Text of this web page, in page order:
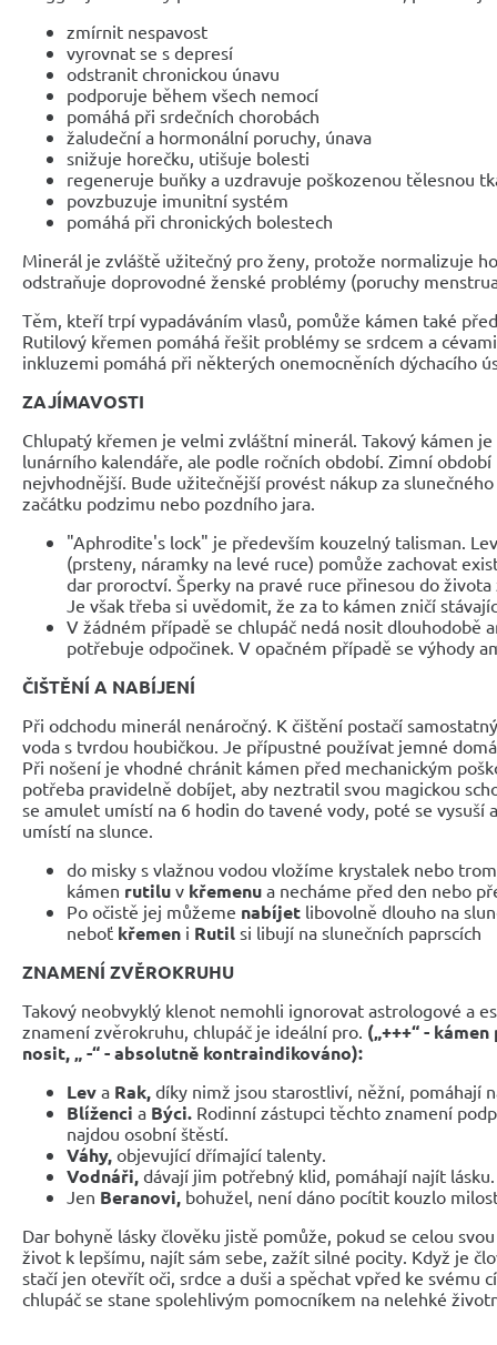
zmírnit nespavost
vyrovnat se s depresí
odstranit chronickou únavu
podporuje během všech nemocí
pomáhá při srdečních chorobách
žaludeční a hormonální poruchy, únava
snižuje horečku, utišuje bolesti
regeneruje buňky a uzdravuje poškozenou tělesnou
povzbuzuje imunitní systém
pomáhá při chronických bolestech
Minerál je zvláště užitečný pro ženy, protože normalizuje
odstraňuje doprovodné ženské problémy (poruchy
Těm, kteří trpí vypadáváním vlasů, pomůže kámen také
Rutilový křemen pomáhá řešit problémy se srdcem a
inkluzemi pomáhá při některých onemocněních dýchacího
ZAJÍMAVOSTI
Chlupatý křemen je velmi zvláštní minerál. Takový kámen
lunárního kalendáře, ale podle ročních období. Zimní
nejvhodnější. Bude užitečnější provést nákup za
začátku podzimu nebo pozdního jara.
"Aphrodite's lock" je především kouzelný talisman.
(prsteny, náramky na levé ruce) pomůže zachovat
dar proroctví. Šperky na pravé ruce přinesou do
Je však třeba si uvědomit, že za to kámen zničí
V žádném případě se chlupáč nedá nosit dlouhodobě
potřebuje odpočinek. V opačném případě se výhody
ČIŠTĚNÍ A NABÍJENÍ
Při odchodu minerál nenáročný. K čištění postačí
voda s tvrdou houbičkou. Je přípustné používat jemné
Při nošení je vhodné chránit kámen před mechanickým
potřeba pravidelně dobíjet, aby neztratil svou magickou
se amulet umístí na 6 hodin do tavené vody, poté se vysuší
umístí na slunce.
do misky s vlažnou vodou vložíme krystalek nebo
kámen rutilu v křemenu a necháme před den nebo
Po očistě jej můžeme nabíjet libovolně dlouho na
neboť křemen i Rutil si libují na slunečních paprscích
ZNAMENÍ ZVĚROKRUHU
Takový neobvyklý klenot nemohli ignorovat astrologové a
znamení zvěrokruhu, chlupáč je ideální pro. („+++“ -
nosit, „ -“ - absolutně kontraindikováno):
Lev a Rak, díky nimž jsou starostliví, něžní, pomáhají
Blíženci a Býci. Rodinní zástupci těchto znamení
najdou osobní štěstí.
Váhy, objevující dřímající talenty.
Vodnáři, dávají jim potřebný klid, pomáhají najít lásku.
Jen Beranovi, bohužel, není dáno pocítit kouzlo
Dar bohyně lásky člověku jistě pomůže, pokud se celou
život k lepšímu, najít sám sebe, zažít silné pocity. Když je
stačí jen otevřít oči, srdce a duši a spěchat vpřed ke svému
chlupáč se stane spolehlivým pomocníkem na nelehké